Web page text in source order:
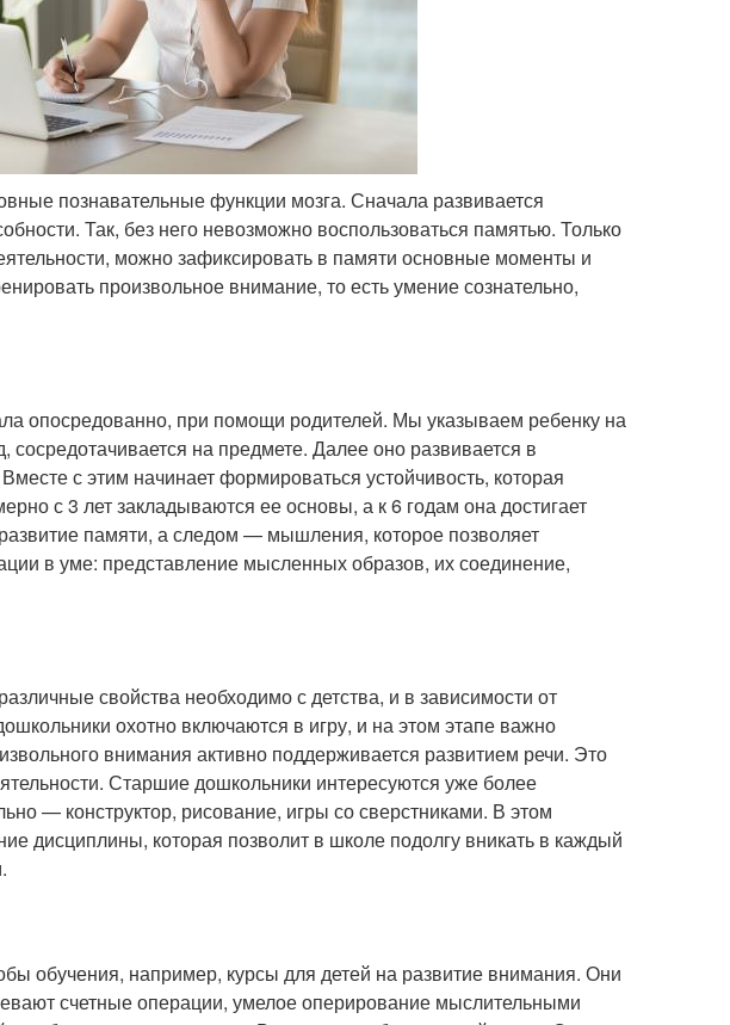
познавательные функции мозга. Сначала развивается
Так, без него невозможно воспользоваться памятью. Только
можно зафиксировать в памяти основные моменты и
произвольное внимание, то есть умение сознательно,
опосредованно, при помощи родителей. Мы указываем ребенку на
сосредотачивается на предмете. Далее оно развивается в
с этим начинает формироваться устойчивость, которая
с 3 лет закладываются ее основы, а к 6 годам она достигает
памяти, а следом — мышления, которое позволяет
в уме: представление мысленных образов, их соединение,
свойства необходимо с детства, и в зависимости от
охотно включаются в игру, и на этом этапе важно
внимания активно поддерживается развитием речи. Это
Старшие дошкольники интересуются уже более
— конструктор, рисование, игры со сверстниками. В этом
дисциплины, которая позволит в школе подолгу вникать в каждый
обучения, например, курсы для детей на развитие внимания. Они
счетные операции, умелое оперирование мыслительными